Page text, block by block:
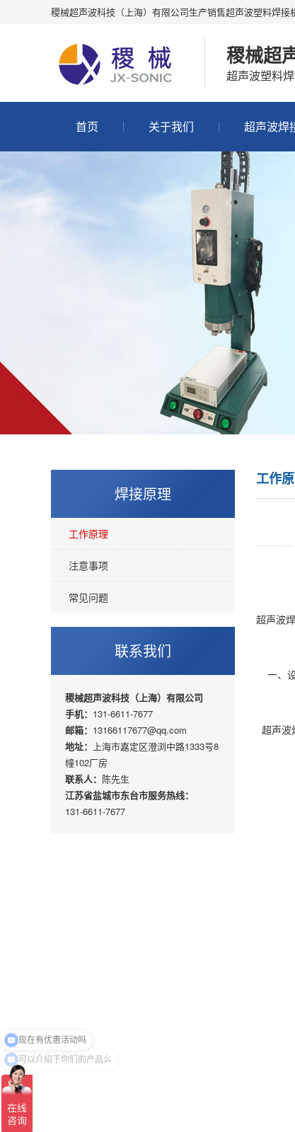
稷械超声波科技（上海）有限公司生产销售超声波塑料焊
稷械超
超声波塑料
首页 关于我们 超声波焊
焊接原理
工作原理
注意事项
常见问题
联系我们
稷械超声波科技（上海）有限公司
手机： 131-6611-7677
邮箱： 13166117677@qq.com
地址：
上海市嘉定区澄浏中路1333号8
幢102厂房
联系人： 陈先生
江苏省盐城市东台市服务热线：
131-6611-7677
工作
超声波
一、
超声波